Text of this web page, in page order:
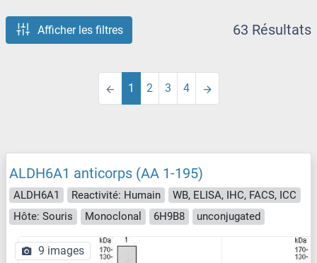
Afficher les filtres 63 Résultats
1 2 3 4
ALDH6A1 anticorps (AA 1-195)
ALDH6A1 Reactivité: Humain
WB, ELISA, IHC, FACS, ICC
Hôte: Souris
Monoclonal 6H9B8 unconjugated
9 images